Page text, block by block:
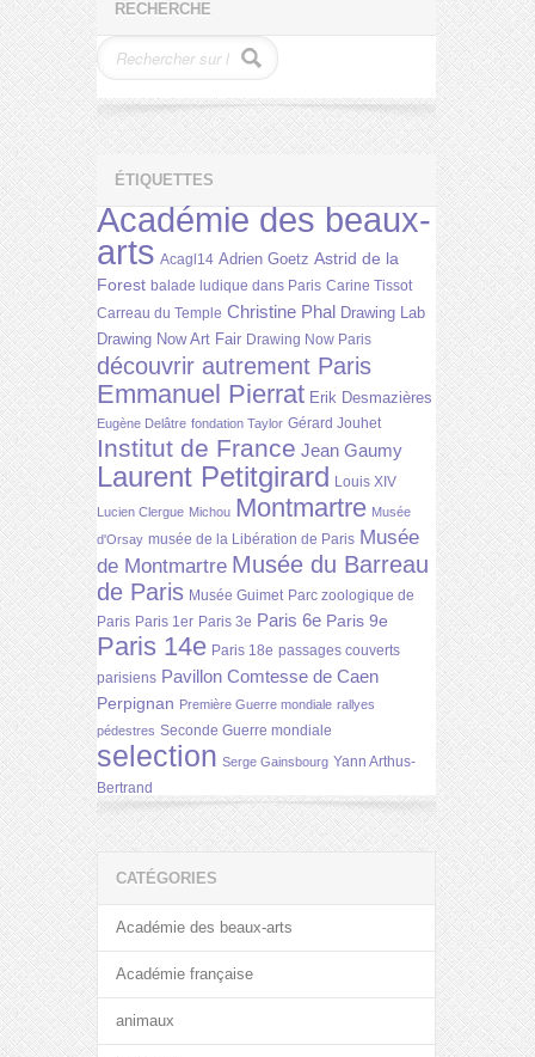
RECHERCHE
ÉTIQUETTES
Académie des beaux-
arts Acagl14 Adrien Goetz Astrid de la
Forest balade ludique dans Paris Carine Tissot
Carreau du Temple Christine Phal Drawing Lab
Drawing Now Art Fair Drawing Now Paris
découvrir autrement Paris
Emmanuel Pierrat Erik Desmazières
Eugène Delâtre fondation Taylor Gérard Jouhet
Institut de France Jean Gaumy
Laurent Petitgirard Louis XIV
Lucien Clergue Michou Montmartre Musée
d'Orsay musée de la Libération de Paris Musée
de Montmartre Musée du Barreau
de Paris Musée Guimet Parc zoologique de
Paris Paris 1er Paris 3e Paris 6e Paris 9e
Paris 14e Paris 18e passages couverts
parisiens Pavillon Comtesse de Caen
Perpignan Première Guerre mondiale rallyes
pédestres Seconde Guerre mondiale
selection Serge Gainsbourg Yann Arthus-
Bertrand
CATÉGORIES
Académie des beaux-arts
Académie française
animaux